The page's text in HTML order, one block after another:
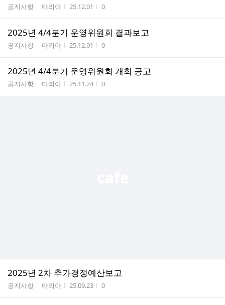
게시판명
공지사항 작성자
마리아 작성시간
25.12.01 조회수
0
2025년 4/4분기 운영위원회 결과보고
게시판명
공지사항 작성자
마리아 작성시간
25.12.01 조회수
0
2025년 4/4분기 운영위원회 개최 공고
게시판명
공지사항 작성자
마리아 작성시간
25.11.24 조회수
0
2025년 2차 추가경정예산보고
게시판명
공지사항 작성자
마리아 작성시간
25.09.23 조회수
0